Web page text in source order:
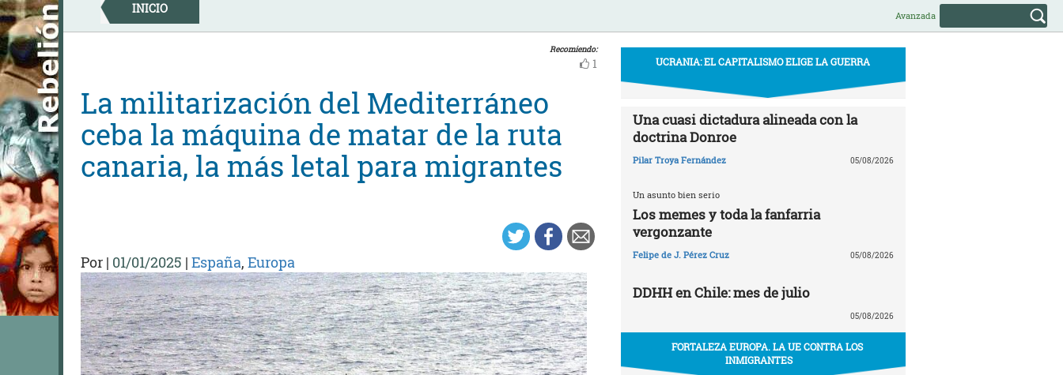
Skip
to
content
INICIO Avanzada
Recomiendo:
1
La militarización del Mediterráneo
ceba la máquina de matar de la ruta
canaria, la más letal para migrantes
Por | 01/01/2025 | España, Europa
UCRANIA: EL CAPITALISMO ELIGE LA GUERRA
Una cuasi dictadura alineada con la
doctrina Donroe
Pilar Troya Fernández 05/08/2026
Un asunto bien serio
Los memes y toda la fanfarria
vergonzante
Felipe de J. Pérez Cruz 05/08/2026
DDHH en Chile: mes de julio
05/08/2026
FORTALEZA EUROPA. LA UE CONTRA LOS
INMIGRANTES